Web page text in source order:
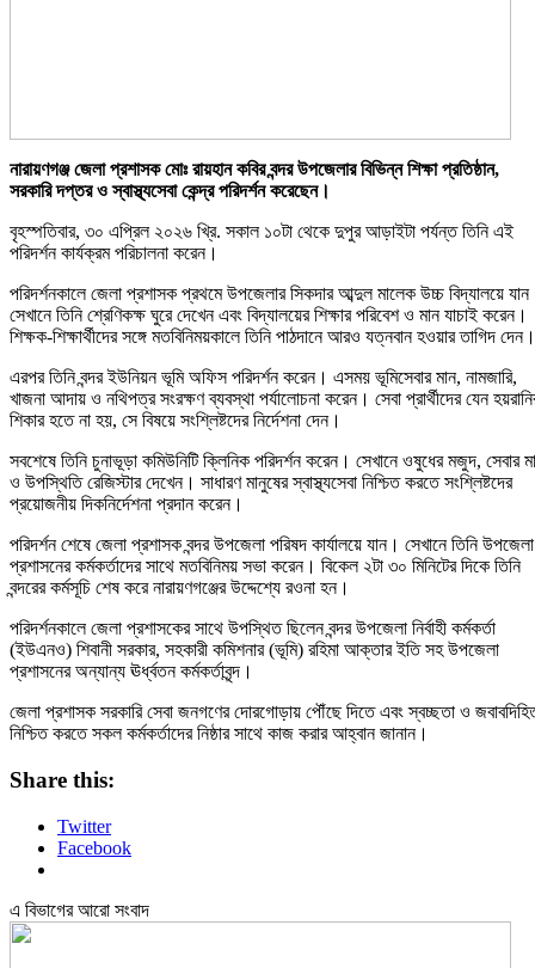
নারায়ণগঞ্জ জেলা প্রশাসক মোঃ রায়হান কবির বন্দর উপজেলার বিভিন্ন শিক্ষা প্রতিষ্ঠান,
সরকারি দপ্তর ও স্বাস্থ্যসেবা কেন্দ্র পরিদর্শন করেছেন।
বৃহস্পতিবার, ৩০ এপ্রিল ২০২৬ খ্রি. সকাল ১০টা থেকে দুপুর আড়াইটা পর্যন্ত তিনি এই
পরিদর্শন কার্যক্রম পরিচালনা করেন।
পরিদর্শনকালে জেলা প্রশাসক প্রথমে উপজেলার সিকদার আব্দুল মালেক উচ্চ বিদ্যালয়ে
সেখানে তিনি শ্রেণিকক্ষ ঘুরে দেখেন এবং বিদ্যালয়ের শিক্ষার পরিবেশ ও মান যাচাই করেন।
শিক্ষক-শিক্ষার্থীদের সঙ্গে মতবিনিময়কালে তিনি পাঠদানে আরও যত্নবান হওয়ার তাগিদ দেন।
এরপর তিনি বন্দর ইউনিয়ন ভূমি অফিস পরিদর্শন করেন। এসময় ভূমিসেবার মান, নামজারি,
খাজনা আদায় ও নথিপত্র সংরক্ষণ ব্যবস্থা পর্যালোচনা করেন। সেবা প্রার্থীদের যেন
শিকার হতে না হয়, সে বিষয়ে সংশ্লিষ্টদের নির্দেশনা দেন।
সবশেষে তিনি চুনাভূড়া কমিউনিটি ক্লিনিক পরিদর্শন করেন। সেখানে ওষুধের মজুদ, সেবার
ও উপস্থিতি রেজিস্টার দেখেন। সাধারণ মানুষের স্বাস্থ্যসেবা নিশ্চিত করতে সংশ্লিষ্টদের
প্রয়োজনীয় দিকনির্দেশনা প্রদান করেন।
পরিদর্শন শেষে জেলা প্রশাসক বন্দর উপজেলা পরিষদ কার্যালয়ে যান। সেখানে তিনি উপজেলা
প্রশাসনের কর্মকর্তাদের সাথে মতবিনিময় সভা করেন। বিকেল ২টা ৩০ মিনিটের দিকে তিনি
বন্দরের কর্মসূচি শেষ করে নারায়ণগঞ্জের উদ্দেশ্যে রওনা হন।
পরিদর্শনকালে জেলা প্রশাসকের সাথে উপস্থিত ছিলেন বন্দর উপজেলা নির্বাহী কর্মকর্তা
(ইউএনও) শিবানী সরকার, সহকারী কমিশনার (ভূমি) রহিমা আক্তার ইতি সহ উপজেলা
প্রশাসনের অন্যান্য ঊর্ধ্বতন কর্মকর্তাবৃন্দ।
জেলা প্রশাসক সরকারি সেবা জনগণের দোরগোড়ায় পৌঁছে দিতে এবং স্বচ্ছতা ও
নিশ্চিত করতে সকল কর্মকর্তাদের নিষ্ঠার সাথে কাজ করার আহ্বান জানান।
Share this:
Twitter
Facebook
এ বিভাগের আরো সংবাদ